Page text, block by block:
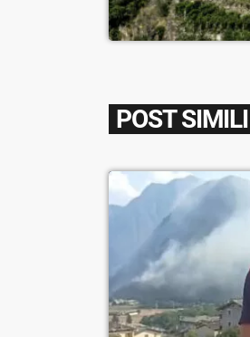
POST SIMILI